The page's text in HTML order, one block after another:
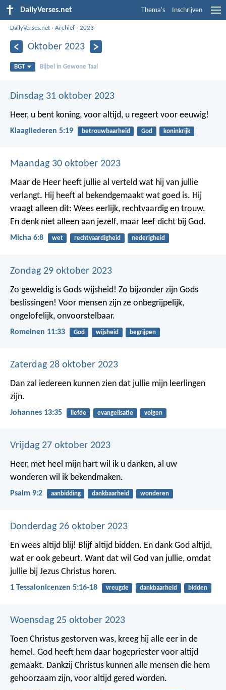
DailyVerses.net Thema's Inschrijven
DailyVerses.net ›Archief ›2023
Oktober 2023
BGT Bijbel in Gewone Taal
Dinsdag 31 oktober 2023
Heer, u bent koning, voor altijd, u regeert voor eeuwig!
Klaagliederen 5:19 betrouwbaarheid God koninkrijk
Maandag 30 oktober 2023
Maar de Heer heeft jullie al verteld wat hij van jullie
verlangt. Hij heeft al bekendgemaakt wat goed is. Hij
vraagt alleen dit: Wees eerlijk, rechtvaardig en trouw.
En denk niet alleen aan jezelf, maar leef dicht bij God.
Micha 6:8 wet rechtvaardigheid nederigheid
Zondag 29 oktober 2023
Zo geweldig is Gods wijsheid! Zo bijzonder zijn Gods
beslissingen! Voor mensen zijn ze onbegrijpelijk,
ongelofelijk, onvoorstelbaar.
Romeinen 11:33 God wijsheid begrijpen
Zaterdag 28 oktober 2023
Dan zal iedereen kunnen zien dat jullie mijn leerlingen
zijn.
Johannes 13:35 liefde evangelisatie volgen
Vrijdag 27 oktober 2023
Heer, met heel mijn hart wil ik u danken, al uw
wonderen wil ik bekendmaken.
Psalm 9:2 aanbidding dankbaarheid wonderen
Donderdag 26 oktober 2023
En wees altijd blij! Blijf altijd bidden. En dank God altijd,
wat er ook gebeurt. Want dat wil God van jullie, omdat
jullie bij Jezus Christus horen.
1 Tessalonicenzen 5:16-18 vreugde dankbaarheid bidden
Woensdag 25 oktober 2023
Toen Christus gestorven was, kreeg hij alle eer in de
hemel. God heeft hem daar hogepriester voor altijd
gemaakt. Dankzij Christus kunnen alle mensen die hem
gehoorzaam zijn, voor altijd gered worden.